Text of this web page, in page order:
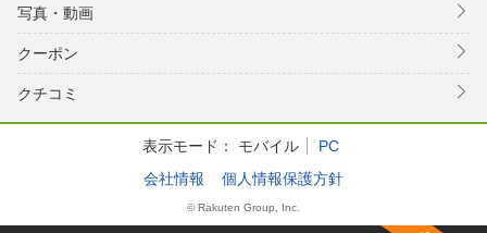
写真・動画
クーポン
クチコミ
表示モード： モバイル
PC
会社情報
個人情報保護方針
© Rakuten Group, Inc.